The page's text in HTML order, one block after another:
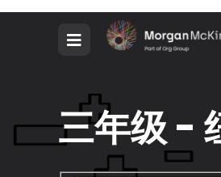
三年级 -